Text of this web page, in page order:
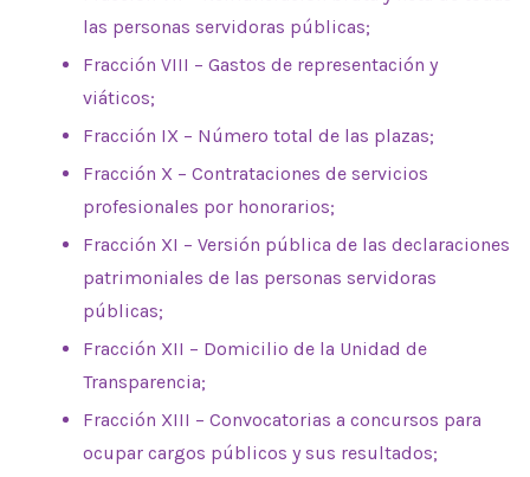
las personas servidoras públicas;
Fracción VIII – Gastos de representación y
viáticos;
Fracción IX – Número total de las plazas;
Fracción X – Contrataciones de servicios
profesionales por honorarios;
Fracción XI – Versión pública de las declaraciones
patrimoniales de las personas servidoras
públicas;
Fracción XII – Domicilio de la Unidad de
Transparencia;
Fracción XIII – Convocatorias a concursos para
ocupar cargos públicos y sus resultados;